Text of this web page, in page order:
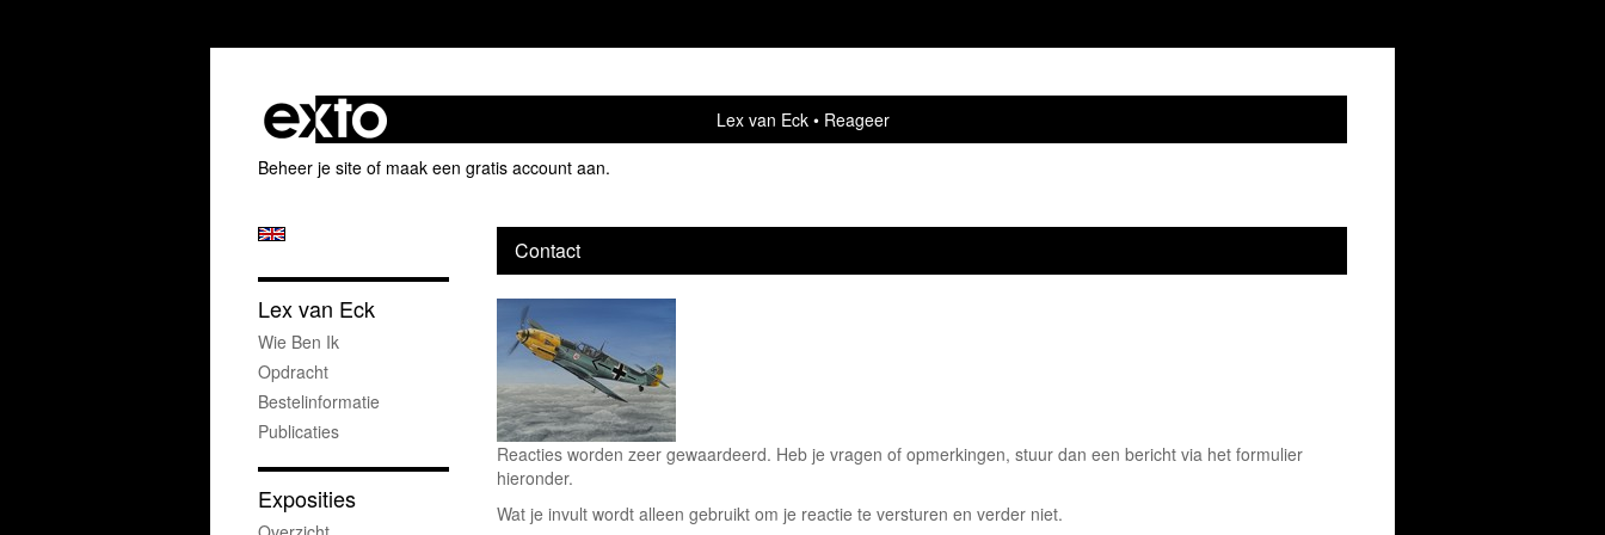
Lex van Eck
Reageer
Beheer je site of maak een gratis account aan.
Contact
Reacties worden zeer gewaardeerd. Heb je vragen of opmerkingen, stuur dan een bericht via het formulier
hieronder.
Wat je invult wordt alleen gebruikt om je reactie te versturen en verder niet.
Lex van Eck
Wie Ben Ik
Opdracht
Bestelinformatie
Publicaties
Exposities